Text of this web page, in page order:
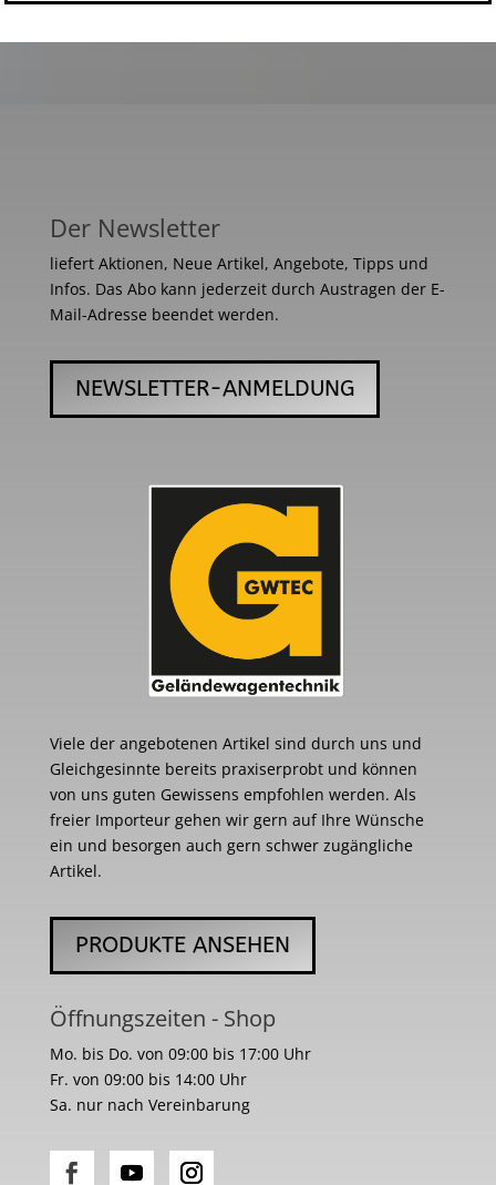
Der Newsletter
liefert Aktionen, Neue Artikel, Angebote, Tipps und
Infos. Das Abo kann jederzeit durch Austragen der E-
Mail-Adresse beendet werden.
NEWSLETTER-ANMELDUNG
Viele der angebotenen Artikel sind durch uns und
Gleichgesinnte bereits praxiserprobt und können
von uns guten Gewissens empfohlen werden. Als
freier Importeur gehen wir gern auf Ihre Wünsche
ein und besorgen auch gern schwer zugängliche
Artikel.
PRODUKTE ANSEHEN
Öffnungszeiten - Shop
Mo. bis Do. von 09:00 bis 17:00 Uhr
Fr. von 09:00 bis 14:00 Uhr
Sa. nur nach Vereinbarung